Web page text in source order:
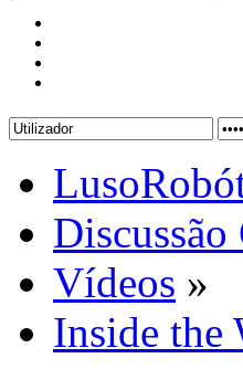
Discussão
Vídeos »
Inside